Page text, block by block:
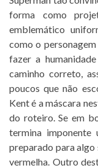
forma como
emblemático
como o
fazer a
caminho correto,
poucos que não
Kent é a máscara
do roteiro. Se em
termina imponente
preparado para algo
vermelha. Outro